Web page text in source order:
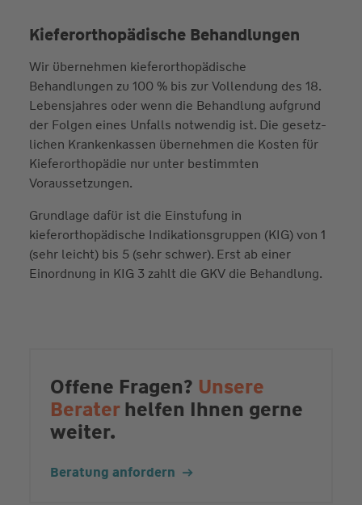
Kieferorthopädische Behandlungen
Wir übernehmen kieferorthopädische
Behandlungen zu 100 % bis zur Vollendung des 18.
Lebensjahres oder wenn die Behandlung aufgrund
der Folgen eines Unfalls notwendig ist. Die gesetz­
lichen Kranken­kassen über­nehmen die Kosten für
Kiefer­orthopädie nur unter bestimmten
Voraussetzungen.
Grund­lage dafür ist die Einstufung in
kieferorthopädische Indikationsgruppen (KIG) von 1
(sehr leicht) bis 5 (sehr schwer). Erst ab einer
Einordnung in KIG 3 zahlt die GKV die Behandlung.
Offene Fragen? Unsere
Beraterhelfen Ihnen gerne
weiter.
Beratung anfordern